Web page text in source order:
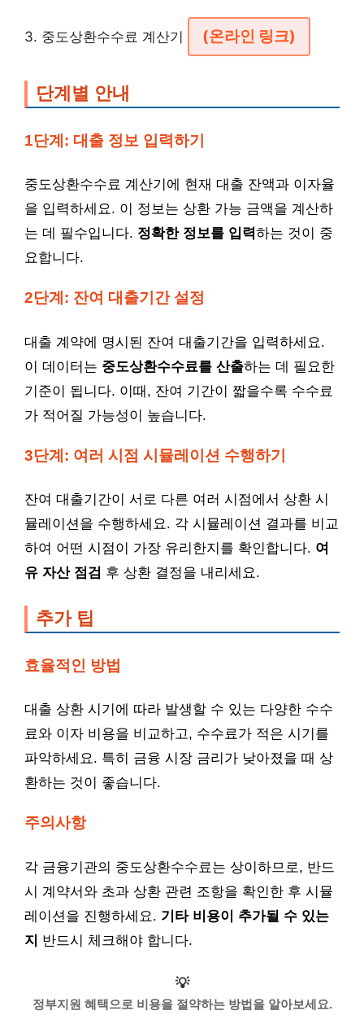
3. 중도상환수수료 계산기 (온라인 링크)
단계별 안내
1단계: 대출 정보 입력하기
중도상환수수료 계산기에 현재 대출 잔액과 이자율
을 입력하세요. 이 정보는 상환 가능 금액을 계산하
는 데 필수입니다. 정확한 정보를 입력하는 것이 중
요합니다.
2단계: 잔여 대출기간 설정
대출 계약에 명시된 잔여 대출기간을 입력하세요.
이 데이터는 중도상환수수료를 산출하는 데 필요한
기준이 됩니다. 이때, 잔여 기간이 짧을수록 수수료
가 적어질 가능성이 높습니다.
3단계: 여러 시점 시뮬레이션 수행하기
잔여 대출기간이 서로 다른 여러 시점에서 상환 시
뮬레이션을 수행하세요. 각 시뮬레이션 결과를 비교
하여 어떤 시점이 가장 유리한지를 확인합니다. 여
유 자산 점검 후 상환 결정을 내리세요.
추가 팁
효율적인 방법
대출 상환 시기에 따라 발생할 수 있는 다양한 수수
료와 이자 비용을 비교하고, 수수료가 적은 시기를
파악하세요. 특히 금융 시장 금리가 낮아졌을 때 상
환하는 것이 좋습니다.
주의사항
각 금융기관의 중도상환수수료는 상이하므로, 반드
시 계약서와 초과 상환 관련 조항을 확인한 후 시뮬
레이션을 진행하세요. 기타 비용이 추가될 수 있는
지 반드시 체크해야 합니다.
💡
정부지원 혜택으로 비용을 절약하는 방법을 알아보세요.